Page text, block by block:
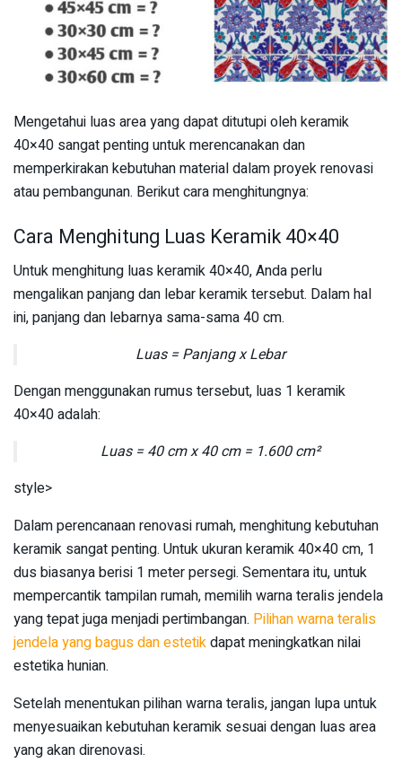
Mengetahui luas area yang dapat ditutupi oleh keramik
40×40 sangat penting untuk merencanakan dan
memperkirakan kebutuhan material dalam proyek renovasi
atau pembangunan. Berikut cara menghitungnya:
Cara Menghitung Luas Keramik 40×40
Untuk menghitung luas keramik 40×40, Anda perlu
mengalikan panjang dan lebar keramik tersebut. Dalam hal
ini, panjang dan lebarnya sama-sama 40 cm.
Luas = Panjang x Lebar
Dengan menggunakan rumus tersebut, luas 1 keramik
40×40 adalah:
Luas = 40 cm x 40 cm = 1.600 cm²
style>
Dalam perencanaan renovasi rumah, menghitung kebutuhan
keramik sangat penting. Untuk ukuran keramik 40×40 cm, 1
dus biasanya berisi 1 meter persegi. Sementara itu, untuk
mempercantik tampilan rumah, memilih warna teralis jendela
yang tepat juga menjadi pertimbangan. Pilihan warna teralis
jendela yang bagus dan estetikdapat meningkatkan nilai
estetika hunian.
Setelah menentukan pilihan warna teralis, jangan lupa untuk
menyesuaikan kebutuhan keramik sesuai dengan luas area
yang akan direnovasi.